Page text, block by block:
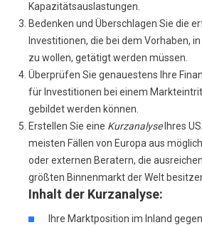
Kapazitätsauslastungen.
Bedenken und Überschlagen Sie die
Investitionen, die bei dem Vorhaben,
zu wollen, getätigt werden müssen.
Überprüfen Sie genauestens Ihre
für Investitionen bei einem
gebildet werden können.
Erstellen Sie eine KurzanalyseIhres
meisten Fällen von Europa aus
oder externen Beratern, die
größten Binnenmarkt der Welt
Inhalt der Kurzanalyse:
Ihre Marktposition im Inland